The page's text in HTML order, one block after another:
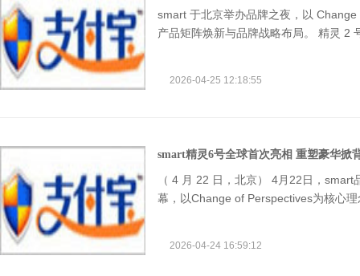
smart 于北京举办品牌之夜，以
产品矩阵焕新与品牌战略布局。 精灵 2
2026-04-25 12:18:55
smart精灵6号全球首次亮相 重塑豪华掀
（ 4 月 22 日，北京） 4月22日，
幕，以Change of Perspectives为核心
2026-04-24 16:59:12